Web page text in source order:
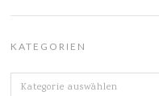
KATEGORIEN
Kategorien